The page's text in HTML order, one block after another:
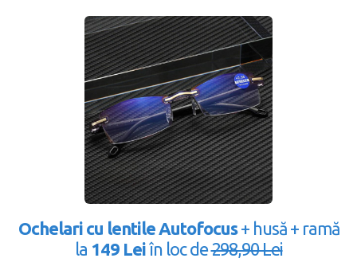
Ochelari cu lentile Autofocus+ husă + ramă
la 149 Leiîn loc de298,90 Lei